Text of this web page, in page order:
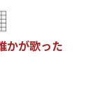
かが歌った